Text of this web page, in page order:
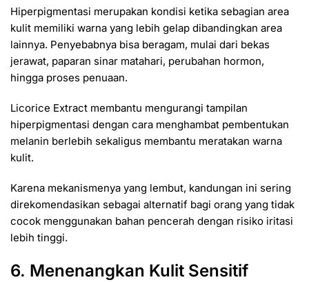
Hiperpigmentasi merupakan kondisi ketika sebagian area
kulit memiliki warna yang lebih gelap dibandingkan area
lainnya. Penyebabnya bisa beragam, mulai dari bekas
jerawat, paparan sinar matahari, perubahan hormon,
hingga proses penuaan.
Licorice Extract membantu mengurangi tampilan
hiperpigmentasi dengan cara menghambat pembentukan
melanin berlebih sekaligus membantu meratakan warna
kulit.
Karena mekanismenya yang lembut, kandungan ini sering
direkomendasikan sebagai alternatif bagi orang yang tidak
cocok menggunakan bahan pencerah dengan risiko iritasi
lebih tinggi.
6. Menenangkan Kulit Sensitif